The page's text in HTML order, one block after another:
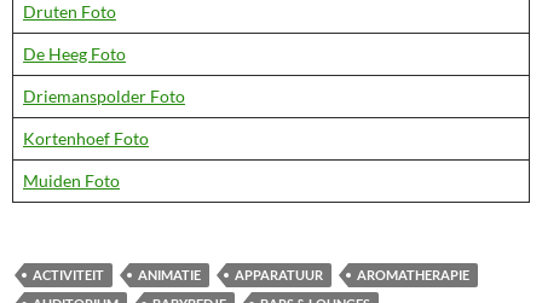
Druten Foto
De Heeg Foto
Driemanspolder Foto
Kortenhoef Foto
Muiden Foto
ACTIVITEIT ANIMATIE APPARATUUR
AROMATHERAPIE